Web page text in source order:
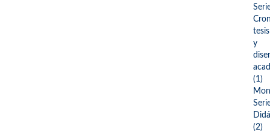
tesis
y
(1)
(2)